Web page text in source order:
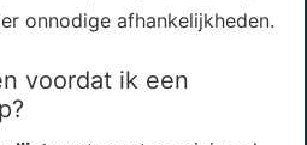
onnodige afhankelijkheden.
voordat ik een